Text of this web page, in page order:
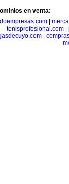
en venta:
|
tenisprofesional.com